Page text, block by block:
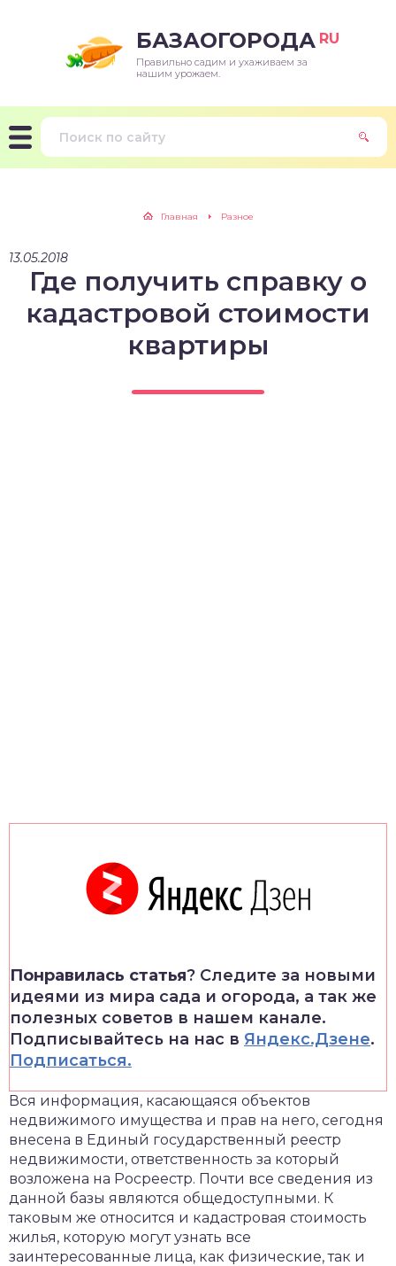
БАЗАОГОРОДА RU
Правильно садим и ухаживаем за
нашим урожаем.
Главная Разное
13.05.2018
Где получить справку о
кадастровой стоимости
квартиры
Понравилась статья? Следите за новыми
идеями из мира сада и огорода, а так же
полезных советов в нашем канале.
Подписывайтесь на нас в Яндекс.Дзене.
Подписаться.
Вся информация, касающаяся объектов
недвижимого имущества и прав на него, сегодня
внесена в Единый государственный реестр
недвижимости, ответственность за который
возложена на Росреестр. Почти все сведения из
данной базы являются общедоступными. К
таковым же относится и кадастровая стоимость
жилья, которую могут узнать все
заинтересованные лица, как физические, так и